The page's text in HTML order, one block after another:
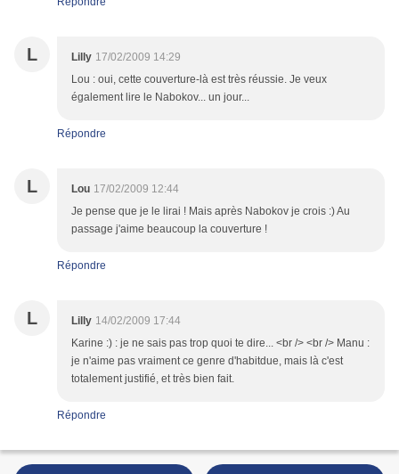
L Lilly 17/02/2009 14:29
Lou : oui, cette couverture-là est très réussie. Je veux
également lire le Nabokov... un jour...
Répondre
L Lou 17/02/2009 12:44
Je pense que je le lirai ! Mais après Nabokov je crois :) Au
passage j'aime beaucoup la couverture !
Répondre
L Lilly 14/02/2009 17:44
Karine :) : je ne sais pas trop quoi te dire... <br /> <br /> Manu :
je n'aime pas vraiment ce genre d'habitdue, mais là c'est
totalement justifié, et très bien fait.
Répondre